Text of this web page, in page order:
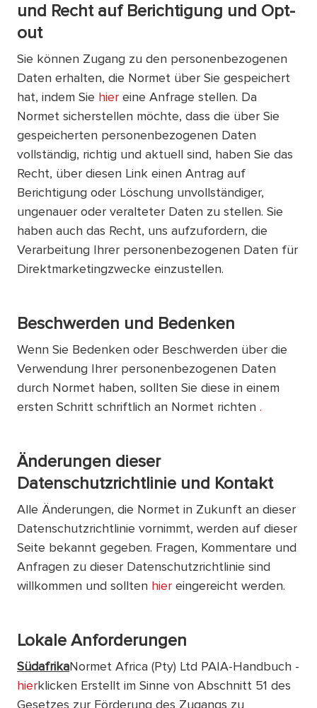
und Recht auf Berichtigung und Opt-
out
Sie können Zugang zu den personenbezogenen
Daten erhalten, die Normet über Sie gespeichert
hat, indem Sie hier eine Anfrage stellen. Da
Normet sicherstellen möchte, dass die über Sie
gespeicherten personenbezogenen Daten
vollständig, richtig und aktuell sind, haben Sie das
Recht, über diesen Link einen Antrag auf
Berichtigung oder Löschung unvollständiger,
ungenauer oder veralteter Daten zu stellen. Sie
haben auch das Recht, uns aufzufordern, die
Verarbeitung Ihrer personenbezogenen Daten für
Direktmarketingzwecke einzustellen.
Beschwerden und Bedenken
Wenn Sie Bedenken oder Beschwerden über die
Verwendung Ihrer personenbezogenen Daten
durch Normet haben, sollten Sie diese in einem
ersten Schritt schriftlich an Normet richten .
Änderungen dieser
Datenschutzrichtlinie und Kontakt
Alle Änderungen, die Normet in Zukunft an dieser
Datenschutzrichtlinie vornimmt, werden auf dieser
Seite bekannt gegeben. Fragen, Kommentare und
Anfragen zu dieser Datenschutzrichtlinie sind
willkommen und sollten hier eingereicht werden.
Lokale Anforderungen
SüdafrikaNormet Africa (Pty) Ltd PAIA-Handbuch -
hierklicken Erstellt im Sinne von Abschnitt 51 des
Gesetzes zur Förderung des Zugangs zu